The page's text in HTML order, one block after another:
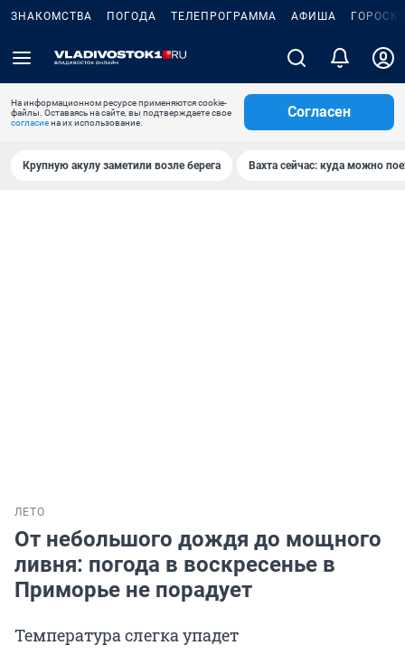
ЗНАКОМСТВА ПОГОДА ТЕЛЕПРОГРАММА АФИША
На информационном ресурсе применяются cookie-
файлы. Оставаясь на сайте, вы подтверждаете свое
согласиена их использование.
Согласен
Крупную акулу заметили возле берега Вахта сейчас: куда можно
ЛЕТО
От небольшого дождя до мощного
ливня: погода в воскресенье в
Приморье не порадует
Температура слегка упадет